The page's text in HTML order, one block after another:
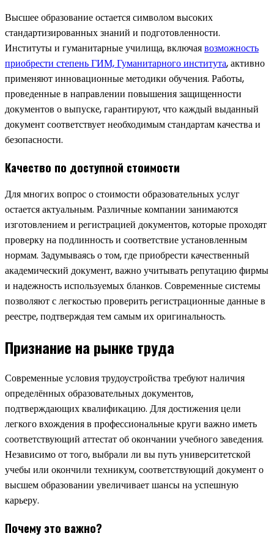
Высшее образование остается символом высоких
стандартизированных знаний и подготовленности.
Институты и гуманитарные училища, включаявозможность
приобрести степень ГИМ, Гуманитарного института, активно
применяют инновационные методики обучения. Работы,
проведенные в направлении повышения защищенности
документов о выпуске, гарантируют, что каждый выданный
документ соответствует необходимым стандартам качества и
безопасности.
Качество по доступной стоимости
Для многих вопрос о стоимости образовательных услуг
остается актуальным. Различные компании занимаются
изготовлением и регистрацией документов, которые проходят
проверку на подлинность и соответствие установленным
нормам. Задумываясь о том, где приобрести качественный
академический документ, важно учитывать репутацию фирмы
и надежность используемых бланков. Современные системы
позволяют с легкостью проверить регистрационные данные в
реестре, подтверждая тем самым их оригинальность.
Признание на рынке труда
Современные условия трудоустройства требуют наличия
определённых образовательных документов,
подтверждающих квалификацию. Для достижения цели
легкого вхождения в профессиональные круги важно иметь
соответствующий аттестат об окончании учебного заведения.
Независимо от того, выбрали ли вы путь университетской
учебы или окончили техникум, соответствующий документ о
высшем образовании увеличивает шансы на успешную
карьеру.
Почему это важно?